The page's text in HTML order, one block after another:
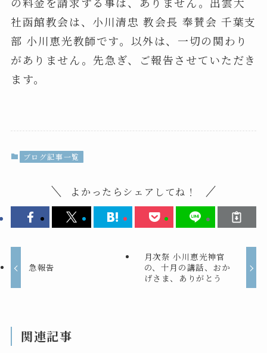
社函館教会は、小川清忠 教会長 奉賛会 千葉支
部 小川恵光教師です。以外は、一切の関わり
がありません。先急ぎ、ご報告させていただき
ます。
ブログ記事一覧
よかったらシェアしてね！
急報告
月次祭 小川恵光神官
の、十月の講話、おか
げさま、ありがとう
関連記事